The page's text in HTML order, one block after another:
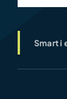
Smart i